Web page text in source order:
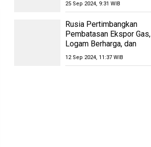
25 Sep 2024, 9:31 WIB
Rusia Pertimbangkan
Pembatasan Ekspor Gas,
Logam Berharga, dan
Uranium
12 Sep 2024, 11:37 WIB